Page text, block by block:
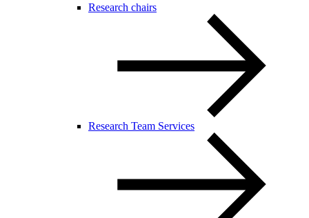
Research chairs
Research Team Services